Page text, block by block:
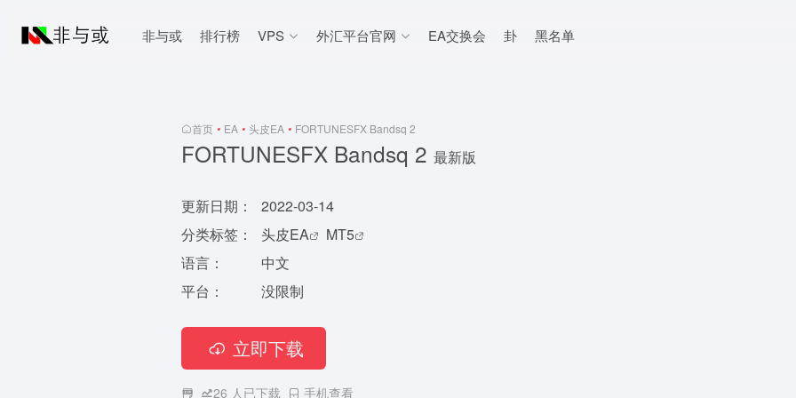
非与或 排行榜 VPS 外汇平台官网 EA交换会 卦 黑名单
首页 • EA • 头皮EA • FORTUNESFX Bandsq 2
FORTUNESFX Bandsq 2 最新版
更新日期：
2022-03-14
分类标签：
头皮EA
MT5
语言：
中文
平台：
没限制
立即下载
26 人已下载 手机查看